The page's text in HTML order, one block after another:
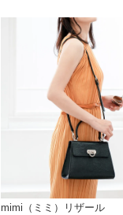
mimi（ミミ）リザール